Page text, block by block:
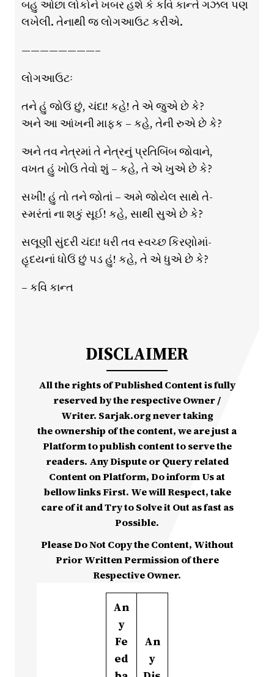
બહુ ઓછા લોકોને ખબર હશે કે કવિ કાન્તે ગઝલ પણ
લખેલી. તેનાથી જ લોગઆઉટ કરીએ.
————————–
લોગઆઉટઃ
તને હું જોઉં છું, ચંદા! કહે! તે એ જુએ છે કે?
અને આ આંખની માફક – કહે, તેની રુએ છે કે?
અને તવ નેત્રમાં તે નેત્રનું પ્રતિબિંબ જોવાને,
વખત હું ખોઉ તેવો શું – કહે, તે એ ખુએ છે કે?
સખી! હું તો તને જોતાં – અમે જોયેલ સાથે તે-
સ્મરંતાં ના શકું સૂઈ! કહે, સાથી સુએ છે કે?
સલૂણી સુંદરી ચંદા! ધરી તવ સ્વચ્છ કિરણોમાં-
હૃદયનાં ધોઉં છું પડ હું! કહે, તે એ ધુએ છે કે?
– કવિ કાન્ત
DISCLAIMER
All the rights of Published Content is fully
reserved by the respective Owner /
Writer. Sarjak.org never taking
the ownership of the content, we are just a
Platform to publish content to serve the
readers. Any Dispute or Query related
Content on Platform, Do inform Us at
bellow links First. We will Respect, take
care of it and Try to Solve it Out as fast as
Possible.
Please Do Not Copy the Content, Without
Prior Written Permission of there
Respective Owner.
An
y
Fe
ed
An
y